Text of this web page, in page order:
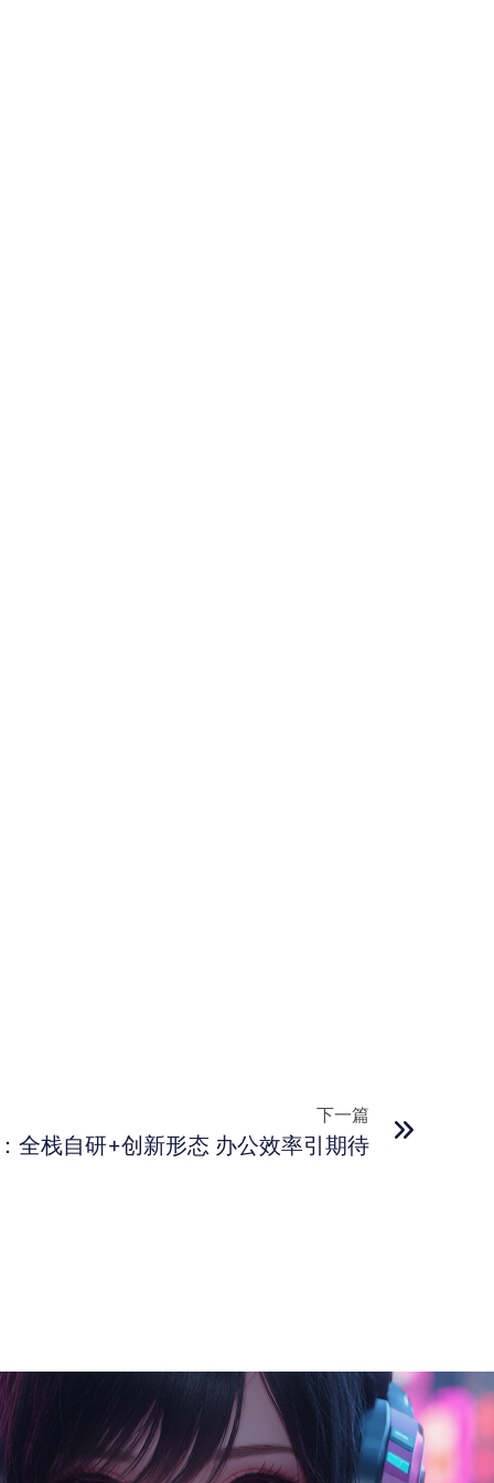
下一篇
全栈自研+创新形态 办公效率引期待